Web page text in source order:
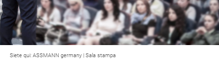
Siete qui: ASSMANN germany | Sala stampa